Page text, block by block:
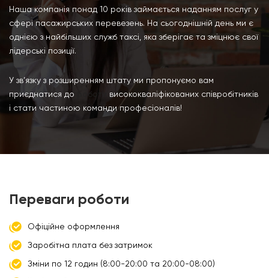
Наша компанія понад 10 років займається наданням послуг у
сфері пасажирських перевезень. На сьогоднішній день ми є
однією з найбільших служб таксі, яка зберігає та зміцнює свої
лідерські позиції.
У зв’язку з розширенням штату ми пропонуємо вам
приєднатися до
роботи
висококваліфікованих співробітників
і стати частиною команди професіоналів!
Переваги роботи
Офіційне оформлення
Заробітна плата без затримок
Зміни по 12 годин (8:00-20:00 та 20:00-08:00)